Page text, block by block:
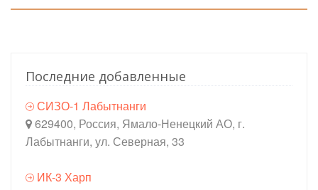
Последние добавленные
СИЗО-1 Лабытнанги
629400, Россия, Ямало-Ненецкий АО, г.
Лабытнанги, ул. Северная, 33
ИК-3 Харп